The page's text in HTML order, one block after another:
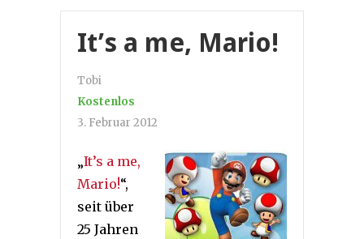
It’s a me, Mario!
Tobi
Kostenlos
3. Februar 2012
„It’s a me,
Mario!“,
seit über
25 Jahren